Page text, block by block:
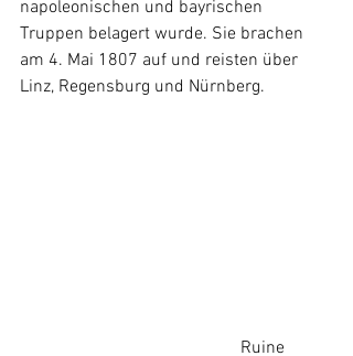
napoleonischen und bayrischen
Truppen belagert wurde. Sie brachen
am 4. Mai 1807 auf und reisten über
Linz, Regensburg und Nürnberg.